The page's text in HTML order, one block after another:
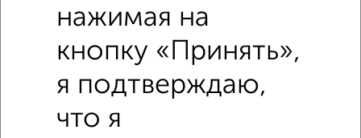
Похожие предложения рядом
Дома недалеко от проспект Ленина
нажимая на
кнопку «Принять»,
я подтверждаю,
что я